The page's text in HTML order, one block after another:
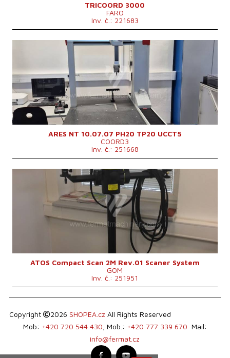
TRICOORD 3000
FARO
Inv. č.: 221683
1000 mm
650 mm
Pojezd osy Z
650 mm
Max. hmotnost obrobku700 kg
Rozměry d x š x v
1680x1160x21734 mm
Hmotnost stroje
950 kg
Řídící systém
ne
ARES NT 10.07.07 PH20 TP20 UCCT5
COORD3
Inv. č.: 251668
0
mm
Pojezd osy Z
mm
Rozměry d x š x v
340 × 130 × 230 mm
4 kg
ATOS Compact Scan 2M Rev.01 Scaner System
GOM
Inv. č.: 251951
Copyright 2026 SHOPEA.cz All Rights Reserved
Mob: +420 720 544 430 , Mob.: +420 777 339 670 Mail:
info@fermat.cz